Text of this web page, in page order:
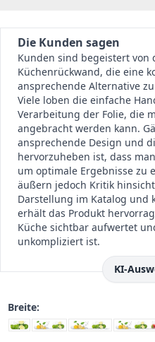
Die Kunden sagen
Kunden sind begeistert von
Küchenrückwand, die eine
ansprechende Alternative
Viele loben die einfache
Verarbeitung der Folie, die
angebracht werden kann.
ansprechende Design und
hervorzuheben ist, dass
um optimale Ergebnisse zu
äußern jedoch Kritik
Darstellung im Katalog und
erhält das Produkt
Küche sichtbar aufwertet
unkompliziert ist.
KI-
Breite: